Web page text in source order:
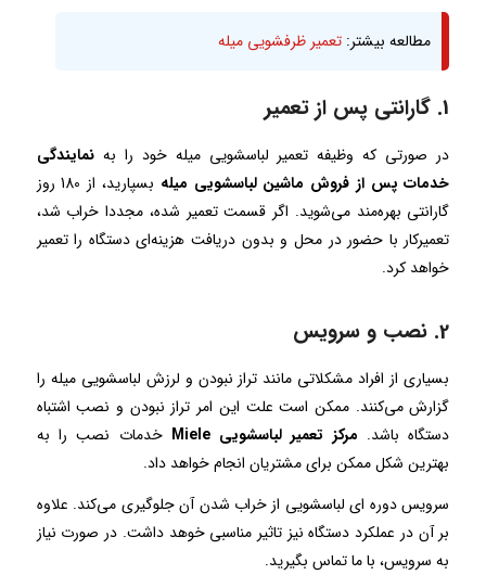
مطالعه بیشتر: تعمیر ظرفشویی میله
1. گارانتی پس از تعمیر
در صورتی که وظیفه تعمیر لباسشویی میله خود را بهنمایندگی
خدمات پس از فروش ماشین لباسشویی میله
بسپارید، از 180 روز
گارانتی بهره‌مند می‌شوید. اگر قسمت تعمیر شده، مجددا خراب شد،
تعمیرکار با حضور در محل و بدون دریافت هزینه‌ای دستگاه را تعمیر
خواهد کرد.
2. نصب و سرویس
بسیاری از افراد مشکلاتی مانند تراز نبودن و لرزش لباسشویی میله را
گزارش می‌کنند. ممکن است علت این امر تراز نبودن و نصب اشتباه
دستگاه باشد. مرکز تعمیر لباسشویی Miele
خدمات نصب را به
بهترین شکل ممکن برای مشتریان انجام خواهد داد.
سرویس دوره ای لباسشویی از خراب شدن آن جلوگیری می‌کند. علاوه
بر آن در عملکرد دستگاه نیز تاثیر مناسبی خوهد داشت. در صورت نیاز
به سرویس، با ما تماس بگیرید.